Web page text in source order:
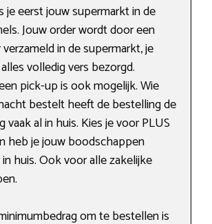
je eerst jouw supermarkt in de
Jouw order wordt door een
in de supermarkt, je
volledig vers bezorgd.
pick-up is ook mogelijk. Wie
bestelt heeft de bestelling de
vaak al in huis. Kies je voor PLUS
heb je jouw boodschappen
huis. Ook voor alle zakelijke
om te bestellen is